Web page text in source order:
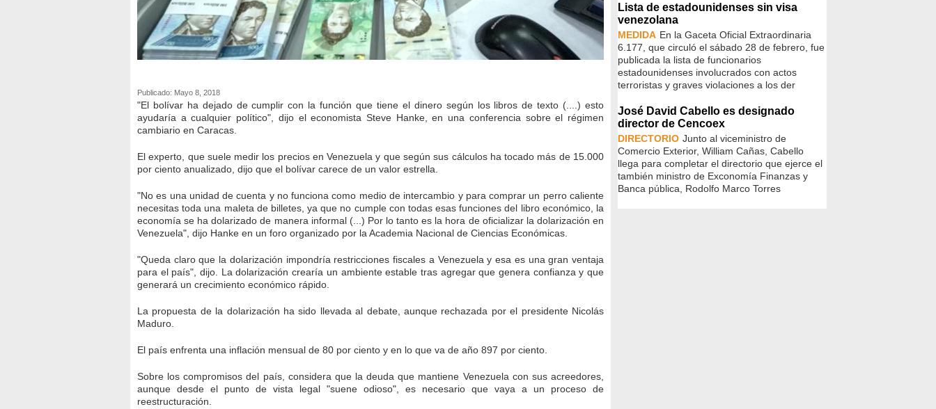
Publicado: Mayo 8, 2018
"El bolívar ha dejado de cumplir con la función que tiene el dinero según los libros de texto (....) esto
ayudaría a cualquier político", dijo el economista Steve Hanke, en una conferencia sobre el régimen
cambiario en Caracas.
El experto, que suele medir los precios en Venezuela y que según sus cálculos ha tocado más de 15.000
por ciento anualizado, dijo que el bolívar carece de un valor estrella.
"No es una unidad de cuenta y no funciona como medio de intercambio y para comprar un perro caliente
necesitas toda una maleta de billetes, ya que no cumple con todas esas funciones del libro económico, la
economía se ha dolarizado de manera informal (...) Por lo tanto es la hora de oficializar la dolarización en
Venezuela", dijo Hanke en un foro organizado por la Academia Nacional de Ciencias Económicas.
"Queda claro que la dolarización impondría restricciones fiscales a Venezuela y esa es una gran ventaja
para el país", dijo. La dolarización crearía un ambiente estable tras agregar que genera confianza y que
generará un crecimiento económico rápido.
La propuesta de la dolarización ha sido llevada al debate, aunque rechazada por el presidente Nicolás
Maduro.
El país enfrenta una inflación mensual de 80 por ciento y en lo que va de año 897 por ciento.
Sobre los compromisos del país, considera que la deuda que mantiene Venezuela con sus acreedores,
aunque desde el punto de vista legal "suene odioso", es necesario que vaya a un proceso de
reestructuración.
Lista de estadounidenses sin visa
venezolana
MEDIDA En la Gaceta Oficial Extraordinaria
6.177, que circuló el sábado 28 de febrero, fue
publicada la lista de funcionarios
estadounidenses involucrados con actos
terroristas y graves violaciones a los der
José David Cabello es designado
director de Cencoex
DIRECTORIO Junto al viceministro de
Comercio Exterior, William Cañas, Cabello
llega para completar el directorio que ejerce el
también ministro de Exconomía Finanzas y
Banca pública, Rodolfo Marco Torres